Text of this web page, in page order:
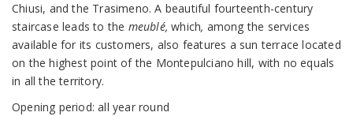
Chiusi, and the Trasimeno. A beautiful fourteenth-century
staircase leads to the meublé,which, among the services
available for its customers, also features a sun terrace located
on the highest point of the Montepulciano hill, with no equals
in all the territory.
Opening period: all year round